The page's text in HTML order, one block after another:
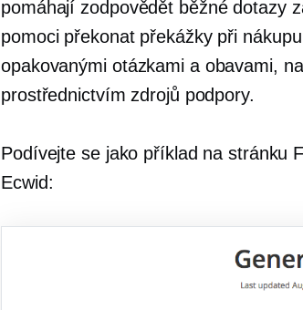
pomáhají zodpovědět běžné dotazy
pomoci překonat překážky při
opakovanými otázkami a obavami,
prostřednictvím zdrojů podpory.
Podívejte se jako příklad na stránku
Ecwid: